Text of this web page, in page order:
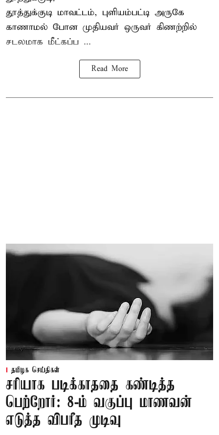
தூத்துக்குடி மாவட்டம், புளியம்பட்டி அருகே
காணாமல் போன முதியவர் ஒருவர் கிணற்றில்
சடலமாக மீட்கப்ப ...
Read More
தமிழக செய்திகள்
சரியாக படிக்காததை கண்டித்த
பெற்றோர்: 8-ம் வகுப்பு மாணவன்
எடுத்த விபரீத முடிவு